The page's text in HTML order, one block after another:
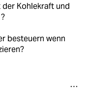
Kohlekraft und
besteuern wenn